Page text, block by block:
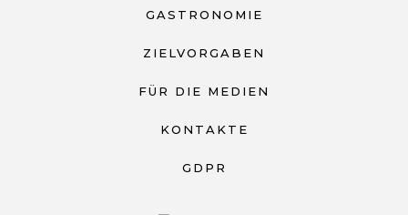
GASTRONOMIE
ZIELVORGABEN
FÜR DIE MEDIEN
KONTAKTE
GDPR